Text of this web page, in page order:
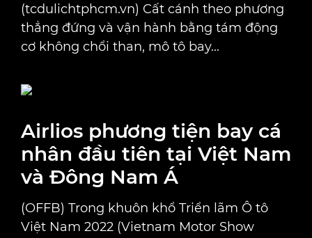
(tcdulichtphcm.vn) Cất cánh theo phương
thẳng đứng và vận hành bằng tám động
cơ không chổi than, mô tô bay...
Airlios phương tiện bay cá
nhân đầu tiên tại Việt Nam
và Đông Nam Á
(OFFB) Trong khuôn khổ Triển lãm Ô tô
Việt Nam 2022 (Vietnam Motor Show